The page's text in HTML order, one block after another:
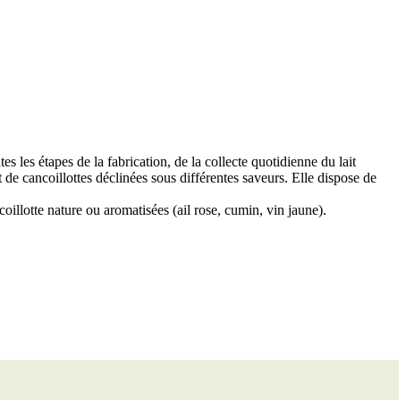
les étapes de la fabrication, de la collecte quotidienne du lait
cancoillottes déclinées sous différentes saveurs. Elle dispose de
nature ou aromatisées (ail rose, cumin, vin jaune).